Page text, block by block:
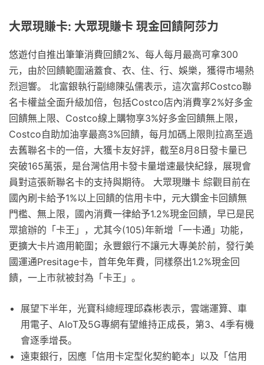
大眾現賺卡: 大眾現賺卡 現金回饋阿莎力
悠遊付自推出筆筆消費回饋2%、每人每月最高可拿300
元，由於回饋範圍涵蓋食、衣、住、行、娛樂，獲得市場熱
烈迴響。 北富銀執行副總陳弘儒表示，這次富邦Costco聯
名卡權益全面升級加倍，包括Costco店內消費享2%好多金
回饋無上限、Costco線上購物享3%好多金回饋無上限，
Costco自助加油享最高3%回饋，每月加碼上限則拉高至過
去舊聯名卡的一倍，大獲卡友好評，截至8月8日發卡量已
突破165萬張，是台灣信用卡發卡量增速最快紀錄，展現會
員對這張新聯名卡的支持與期待。 大眾現賺卡 綜觀目前在
國內刷卡給予1%以上回饋的信用卡中，元大鑽金卡回饋無
門檻、無上限，國內消費一律給予1.2%現金回饋，早已是民
眾搶辦的「卡王」，尤其今(105)年新增「一卡通」功能，
更擴大卡片適用範圍；永豐銀行不讓元大專美於前，發行美
國運通Presitage卡，首年免年費，同樣祭出1.2%現金回
饋，一上市就被封為「卡王」。
展望下半年，光寶科總經理邱森彬表示，雲端運算、車
用電子、AIoT及5G專網有望維持正成長，第3、4季有機
會逐季增長。
遠東銀行，因應「信用卡定型化契約範本」以及「信用